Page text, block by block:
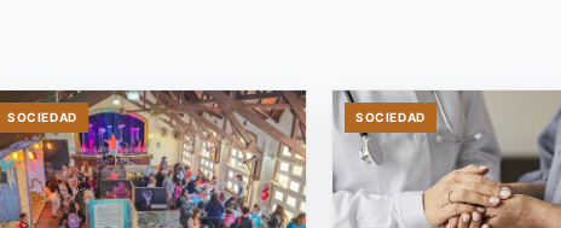
SOCIEDAD SOCIEDAD